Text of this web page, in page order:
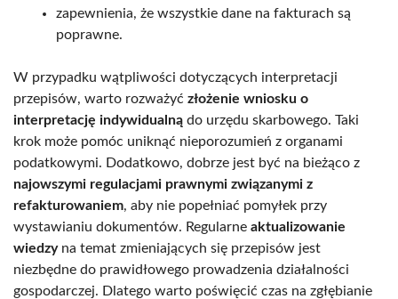
zapewnienia, że wszystkie dane na fakturach są
poprawne.
W przypadku wątpliwości dotyczących interpretacji
przepisów, warto rozważyć złożenie wniosku o
interpretację indywidualną do urzędu skarbowego. Taki
krok może pomóc uniknąć nieporozumień z organami
podatkowymi. Dodatkowo, dobrze jest być na bieżąco z
najowszymi regulacjami prawnymi związanymi z
refakturowaniem, aby nie popełniać pomyłek przy
wystawianiu dokumentów. Regularne aktualizowanie
wiedzyna temat zmieniających się przepisów jest
niezbędne do prawidłowego prowadzenia działalności
gospodarczej. Dlatego warto poświęcić czas na zgłębianie